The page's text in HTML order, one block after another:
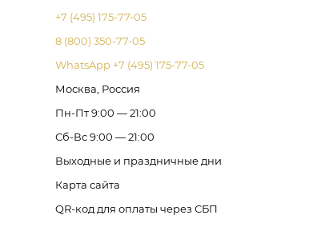
+7 (495) 175-77-05
8 (800) 350-77-05
WhatsApp +7 (495) 175-77-05
Москва, Россия
Пн-Пт 9:00 — 21:00
Сб-Вс 9:00 — 21:00
Выходные и праздничные дни
Карта сайта
QR-код для оплаты через СБП